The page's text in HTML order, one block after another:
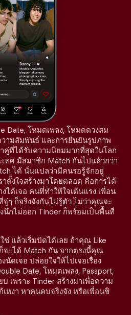
Date, โหมดเพลง, โหมดดวงสม
วามสัมพันธ์ และการยืนยันรูปภาพ
คู่ที่ได้รับความนิยมมากที่สุดในโลก
เทศ มีสมาชิก Match กันไปแล้วกว่า
ได้ นั่นแปลว่ามีคนรอรู้จักอยู่
ตั้งใจสร้างมาโดยตลอด คือการได้
ได้เจอ คนที่ทำให้ใจเต้นแรง เพื่อน
ๆ ก็จริงจังกันไม่รู้ตัว ไม่ว่าคุณจะ
นึกไม่ออก Tinder ก็พร้อมเป็นพื้นที่
ช่ แล้วเริ่มปัดได้เลย ถ้าคุณ Like
จะได้ Match กัน จากตรงนี้คุณ
นัดเจอ ปล่อยใจให้ไปเจอเรื่อง
Date, โหมดเพลง, Passport,
เพราะ Tinder สร้างมาเพื่อความ
หงา หาคนคบจริงจัง หรือเพื่อนชิ